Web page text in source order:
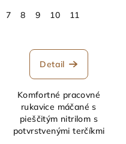
7
8 9 10 11
Detail
Komfortné pracovné
rukavice máčané s
pieščitým nitrilom s
potvrstvenými terčíkmi